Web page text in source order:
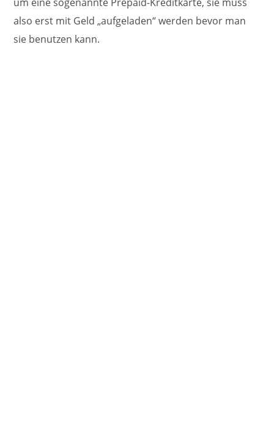
also erst mit Geld „aufgeladen“ werden bevor man
sie benutzen kann.